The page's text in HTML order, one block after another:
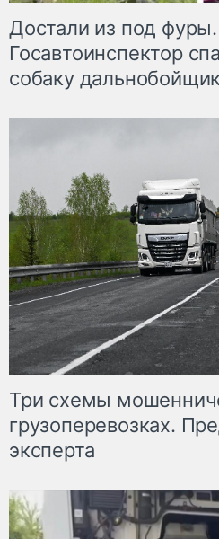
Достали из под фуры.
Госавтоинспектор
собаку
Три схемы
грузоперевозках.
эксперта